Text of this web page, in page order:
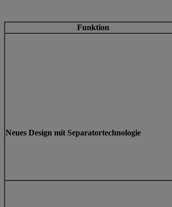
Funktion
Neues Design mit Separatortechnologie